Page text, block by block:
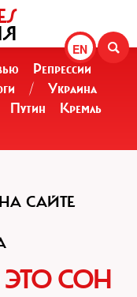
EN
Репрессии
/
Украина
Путин
Кремль
САЙТЕ
ЭТО СОН